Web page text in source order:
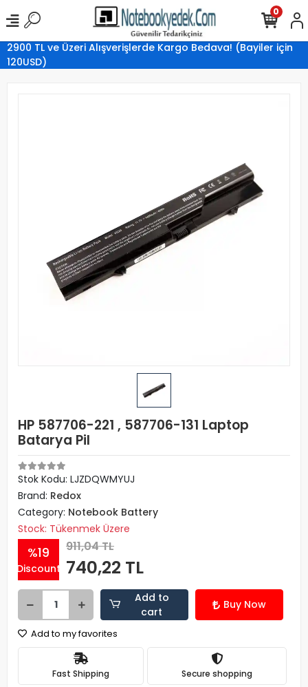
2900 TL ve Üzeri Alışverişlerde Kargo Bedava! (Bayiler için
120USD)
0
HP 587706-221 , 587706-131 Laptop
Batarya Pil
Stok Kodu: LJZDQWMYUJ
Brand: Redox
Category: Notebook Battery
Stock: Tükenmek Üzere
%19
Discount
911,04 TL
740,22 TL
Add to
cart
Buy Now
Add to my favorites
Fast Shipping Secure shopping